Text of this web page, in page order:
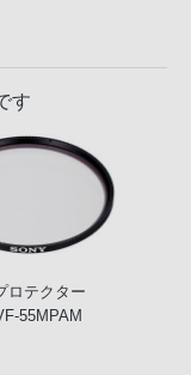
す
ロテクター
55MPAM